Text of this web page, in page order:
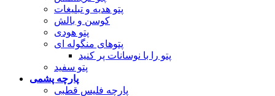
پتو هدیه و تبلیغات
کوسن و بالش
پتو هودی
پتوهای منگوله ای
پتو را با نوسانات پر کنید
پتو سفید
پارچه پشمی
پارچه فلیس قطبی